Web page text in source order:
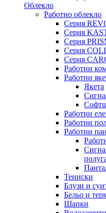
Облекло
Работно облекло
Серия
Серия
Серия
Серия
Серия
Работни
Работни
Якета
Работни
Работни
Работни
Тениски
Блузи и
Бельо и
Шапки